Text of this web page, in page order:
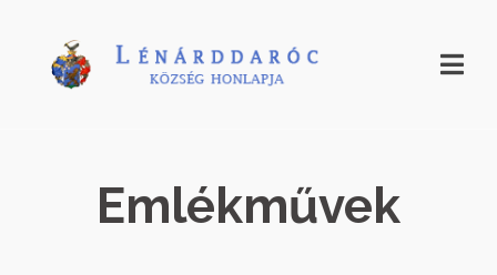
Emlékművek